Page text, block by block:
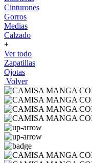
Cinturones
Gorros
Medias
Calzado
+
Ver todo
Zapatillas
Ojotas
Volver